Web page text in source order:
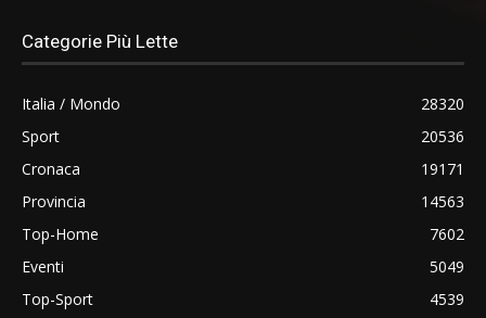
Categorie Più Lette
Italia / Mondo
28320
Sport
20536
Cronaca
19171
Provincia
14563
Top-Home
7602
Eventi
5049
Top-Sport
4539